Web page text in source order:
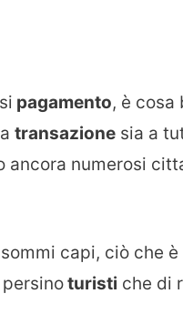
pagamento, è cosa
transazione sia a
ancora numerosi
capi, ciò che
persinoturisti che di